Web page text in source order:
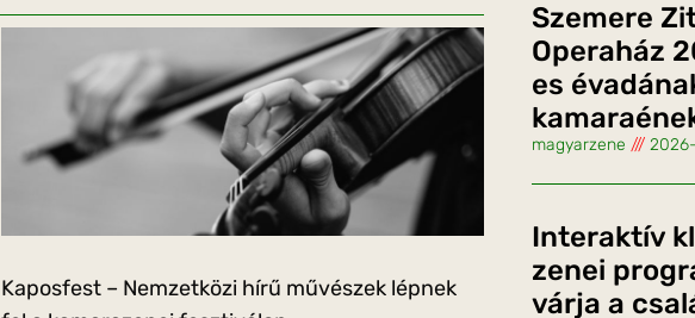
Kaposfest – Nemzetközi hírű művészek lépnek
Szemere
Operaház
es
magyarzene
Interaktív
zenei
várja a